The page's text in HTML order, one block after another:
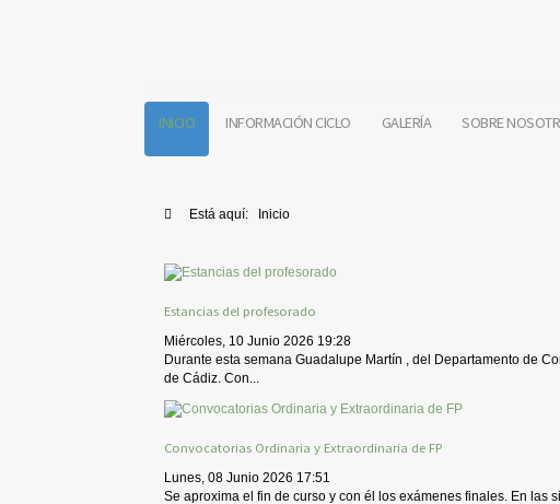
INICIO INFORMACIÓN CICLO GALERÍA SOBRE
Está aquí: Inicio
Estancias del profesorado
Miércoles, 10 Junio 2026 19:28
Durante esta semana Guadalupe Martín , del Departamento de
de Cádiz. Con...
Convocatorias Ordinaria y Extraordinaria de FP
Lunes, 08 Junio 2026 17:51
Se aproxima el fin de curso y con él los exámenes finales. En las